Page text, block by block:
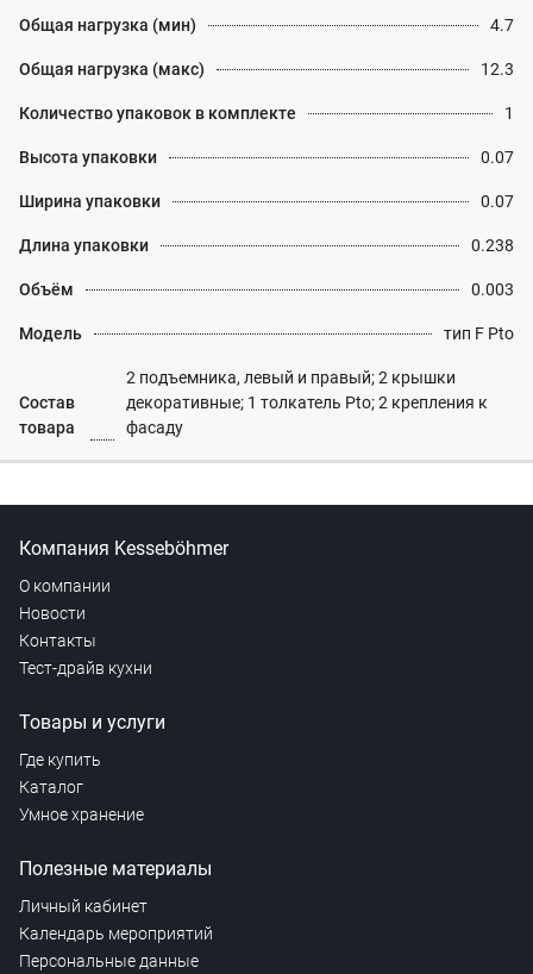
Общая нагрузка (мин) 4.7
Общая нагрузка (макс) 12.3
Количество упаковок в комплекте 1
Высота упаковки 0.07
Ширина упаковки 0.07
Длина упаковки 0.238
Объём 0.003
Модель тип F Pto
Состав
товара
2 подъемника, левый и правый; 2 крышки
декоративные; 1 толкатель Pto; 2 крепления к
фасаду
Компания Kesseböhmer
О компании
Новости
Контакты
Тест-драйв кухни
Товары и услуги
Где купить
Каталог
Умное хранение
Полезные материалы
Личный кабинет
Календарь мероприятий
Персональные данные